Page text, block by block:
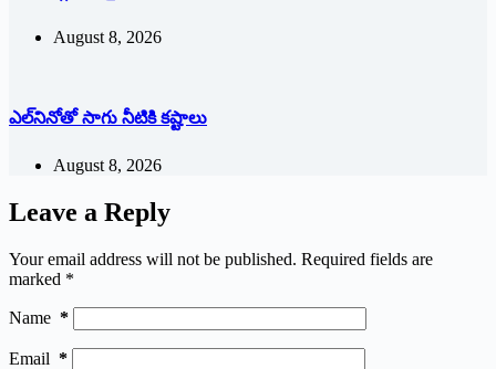
August 8, 2026
ఎల్‌నినోతో సాగు నీటికి కష్టాలు
August 8, 2026
Leave a Reply
Your email address will not be published. Required fields are
marked *
Name *
Email *